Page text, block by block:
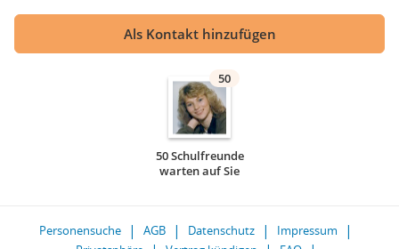
Als Kontakt hinzufügen
50
50 Schulfreunde
warten auf Sie
Personensuche AGB Datenschutz
Impressum